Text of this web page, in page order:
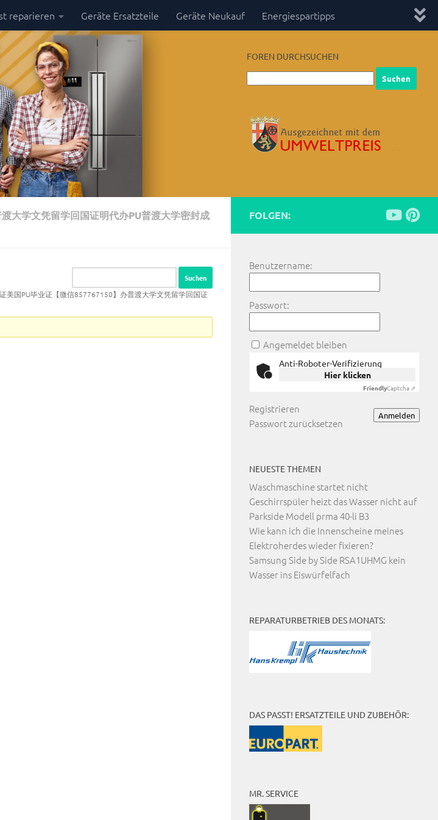
reparieren Geräte Ersatzteile Geräte Neukauf Energiespartipps
FOREN DURCHSUCHEN
大学文凭留学回国证明代办PU普渡大学密封成
美国PU毕业证【微信857767150】办普渡大学文凭留学回国证
FOLGEN:
Benutzername:
Passwort:
Angemeldet bleiben
Anti-Roboter-Verifizierung
Hier klicken
FriendlyCaptcha ⇗
Anmelden
Registrieren
Passwort zurücksetzen
NEUESTE THEMEN
Waschmaschine startet nicht
Geschirrspüler heizt das Wasser nicht auf
Parkside Modell prma 40-li B3
Wie kann ich die Innenscheine meines
Elektroherdes wieder fixieren?
Samsung Side by Side RSA1UHMG kein
Wasser ins Eiswürfelfach
REPARATURBETRIEB DES MONATS:
DAS PASST! ERSATZTEILE UND ZUBEHÖR:
MR. SERVICE